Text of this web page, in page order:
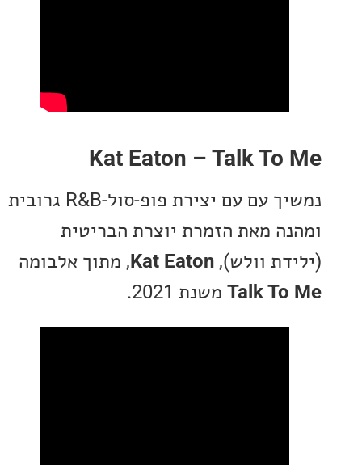
Kat Eaton – Talk
נמשיך עם עם יצירת פופ-סול-R&B גרובית
מאת הזמרת יוצרת הבריטית
וולש),Kat Eaton, מתוך אלבומה
Talkמשנת 2021.